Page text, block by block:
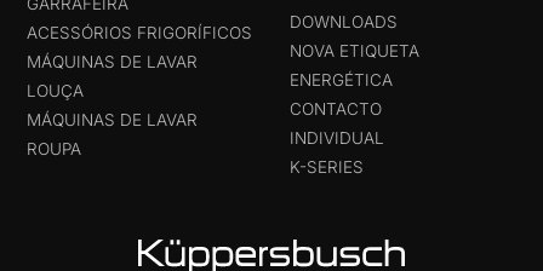
ACESSÓRIOS FRIGORÍFICOS
MÁQUINAS DE LAVAR
LOUÇA
MÁQUINAS DE LAVAR
ROUPA
DOWNLOADS
NOVA ETIQUETA
ENERGÉTICA
CONTACTO
INDIVIDUAL
K-SERIES